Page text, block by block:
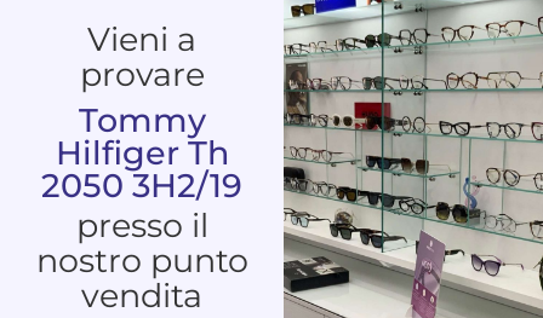
Vieni a
provare
Tommy
Hilfiger Th
2050 3H2/19
presso il
nostro punto
vendita